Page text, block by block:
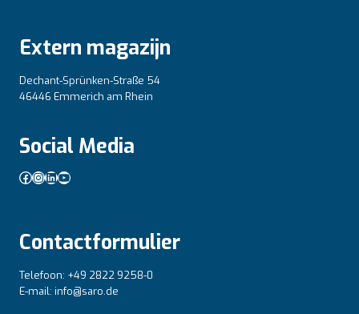
Extern magazijn
Dechant-Sprünken-Straße 54
46446 Emmerich am Rhein
Social Media
Facebook
Instagram
LinkedIn
YouTube
Contactformulier
Telefoon: +49 2822 9258-0
E-mail: info@saro.de